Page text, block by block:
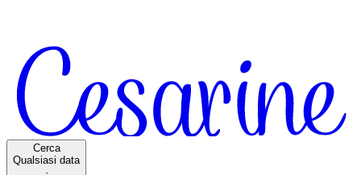
Cerca
Qualsiasi data
·